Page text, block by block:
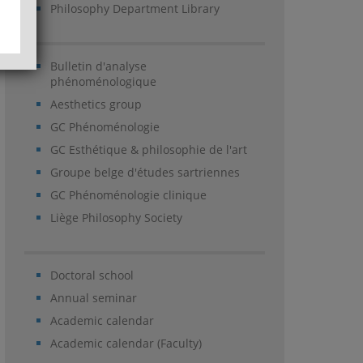
Philosophy Department Library
Bulletin d'analyse
phénoménologique
Aesthetics group
GC Phénoménologie
GC Esthétique & philosophie de l'art
Groupe belge d'études sartriennes
GC Phénoménologie clinique
Liège Philosophy Society
Doctoral school
Annual seminar
Academic calendar
Academic calendar (Faculty)